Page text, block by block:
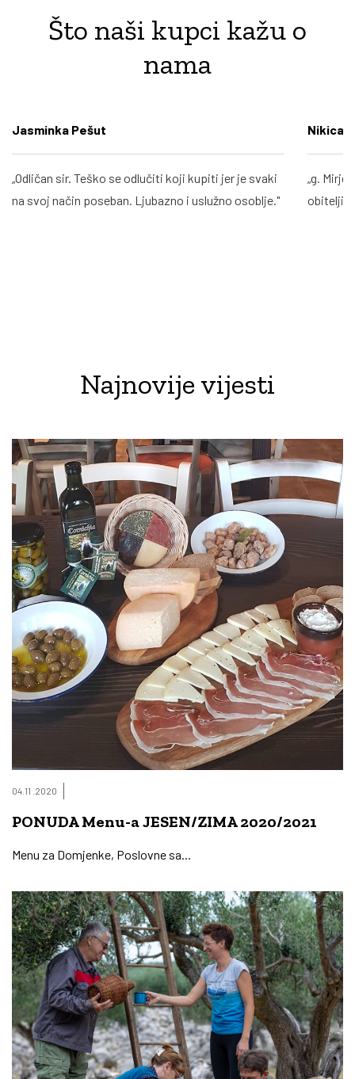
Što naši kupci kažu o
nama
Jasminka Pešut
„Odličan sir. Teško se odlučiti koji kupiti jer je svaki
na svoj način poseban. Ljubazno i uslužno osoblje."
Nikica
„g.
obitelji.
Najnovije vijesti
04.11 .2020
PONUDA Menu-a JESEN/ZIMA 2020/2021
Menu za Domjenke, Poslovne sa...